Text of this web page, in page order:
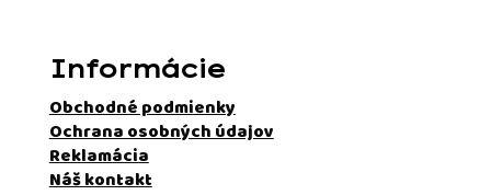
Informácie
Obchodné podmienky
Ochrana osobných údajov
Reklamácia
Náš kontakt